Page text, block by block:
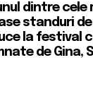
dintre cele
standuri de
la festival
de Gina,